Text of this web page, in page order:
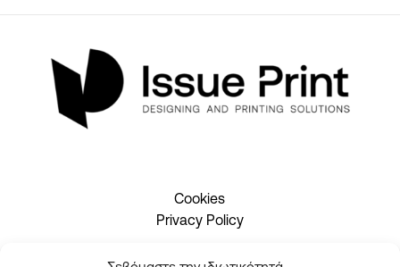
Cookies
Privacy Policy